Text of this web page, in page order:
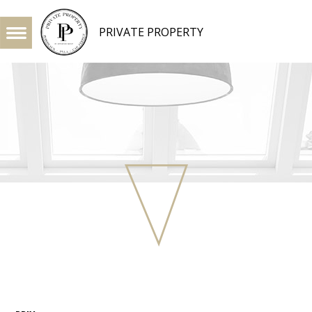
PRIVATE PROPERTY